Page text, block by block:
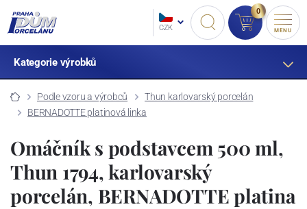
CZK
0
MENU
Kategorie výrobků
Podle vzoru a výrobců
Thun karlovarský porcelán
BERNADOTTE platinová linka
Omáčník s podstavcem 500 ml,
Thun 1794, karlovarský
porcelán, BERNADOTTE platina